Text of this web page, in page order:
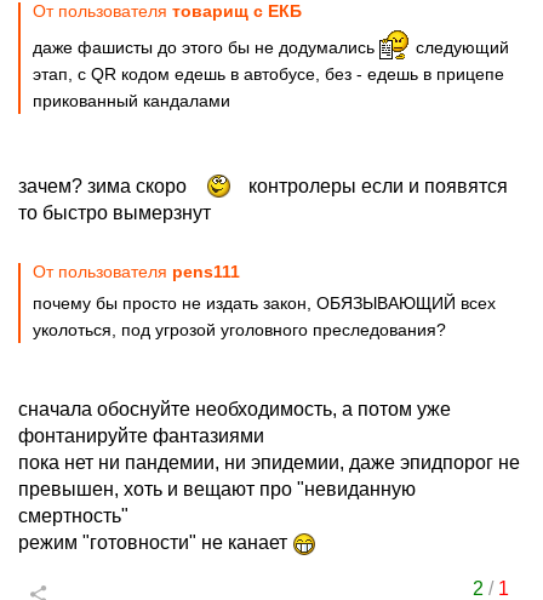
От пользователя товарищ с ЕКБ
даже фашисты до этого бы не додумались
следующий
этап, с QR кодом едешь в автобусе, без - едешь в прицепе
прикованный кандалами
зачем? зима скоро
контролеры если и появятся
то быстро вымерзнут
От пользователя pens111
почему бы просто не издать закон, ОБЯЗЫВАЮЩИЙ всех
уколоться, под угрозой уголовного преследования?
сначала обоснуйте необходимость, а потом уже
фонтанируйте фантазиями
пока нет ни пандемии, ни эпидемии, даже эпидпорог не
превышен, хоть и вещают про "невиданную
смертность"
режим "готовности" не канает
2 / 1